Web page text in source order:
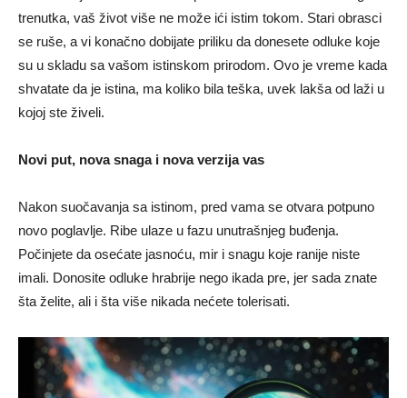
trenutka, vaš život više ne može ići istim tokom. Stari obrasci
se ruše, a vi konačno dobijate priliku da donesete odluke koje
su u skladu sa vašom istinskom prirodom. Ovo je vreme kada
shvatate da je istina, ma koliko bila teška, uvek lakša od laži u
kojoj ste živeli.
Novi put, nova snaga i nova verzija vas
Nakon suočavanja sa istinom, pred vama se otvara potpuno
novo poglavlje. Ribe ulaze u fazu unutrašnjeg buđenja.
Počinjete da osećate jasnoću, mir i snagu koje ranije niste
imali. Donosite odluke hrabrije nego ikada pre, jer sada znate
šta želite, ali i šta više nikada nećete tolerisati.